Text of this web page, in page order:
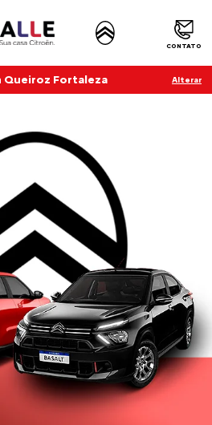
CONTATO
Queiroz Fortaleza Alterar